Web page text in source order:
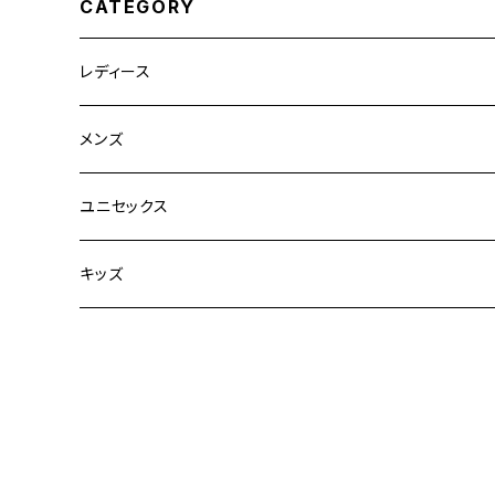
CATEGORY
レディース
CLANE
TOPS
BOTTOMS
TEN.
ETRE TOKYO
メンズ
FUJITO
TOPS
CURLY
ユニセックス
20/80
キッズ